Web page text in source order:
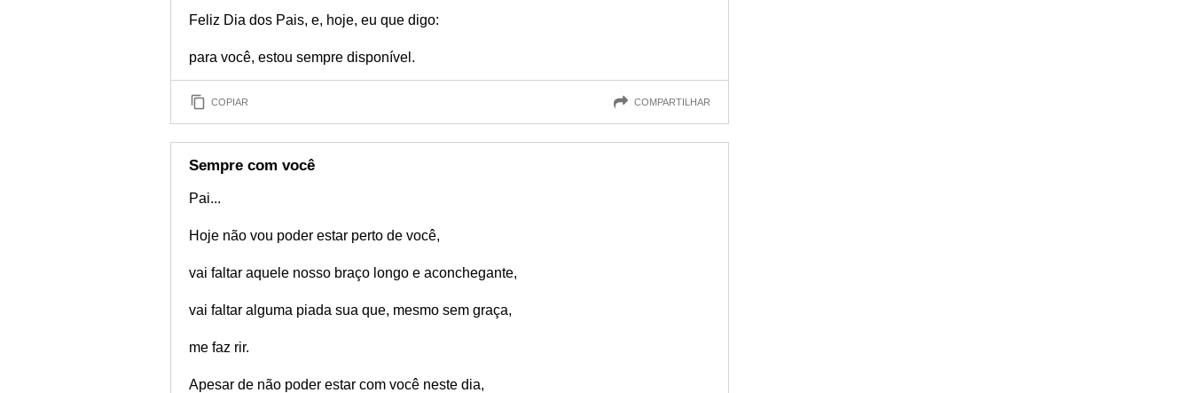
Feliz Dia dos Pais, e, hoje, eu que digo:
para você, estou sempre disponível.
COPIAR COMPARTILHAR
Sempre com você
Pai...
Hoje não vou poder estar perto de você,
vai faltar aquele nosso braço longo e aconchegante,
vai faltar alguma piada sua que, mesmo sem graça,
me faz rir.
Apesar de não poder estar com você neste dia,